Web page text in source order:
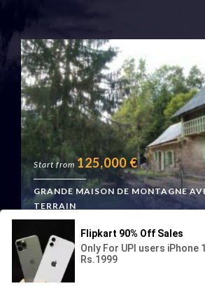
Start from 125,000 €
GRANDE MAISON DE MONTAGNE
TERRAIN
Boussenac, France